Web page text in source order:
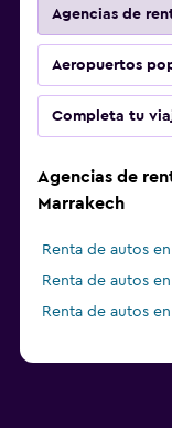
Agencias de
Aeropuertos
Completa tu
Agencias de
Marrakech
Renta de autos
Renta de autos
Renta de autos